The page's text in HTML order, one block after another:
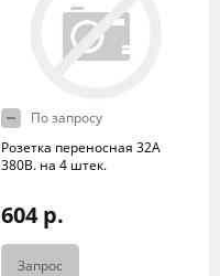
По запросу
Розетка переносная 32А
380В. на 4 штек.
604 р.
Запрос